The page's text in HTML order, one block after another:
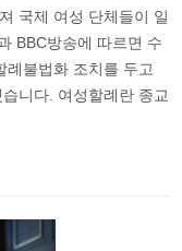
국제 여성 단체들이 일
BBC방송에 따르면 수
례불법화 조치를 두고
니다. 여성할례란 종교